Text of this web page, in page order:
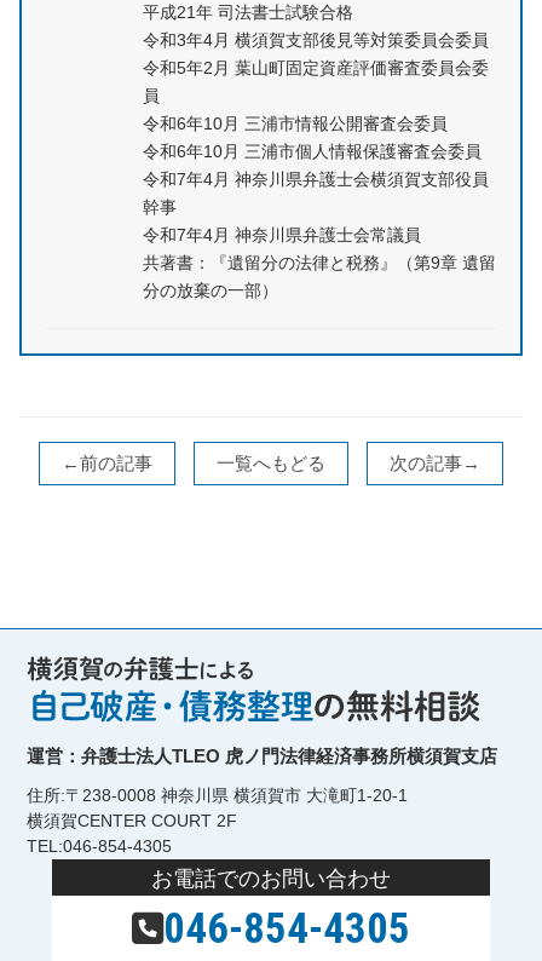
平成21年 司法書士試験合格
令和3年4月 横須賀支部後見等対策委員会委員
令和5年2月 葉山町固定資産評価審査委員会委
員
令和6年10月 三浦市情報公開審査会委員
令和6年10月 三浦市個人情報保護審査会委員
令和7年4月 神奈川県弁護士会横須賀支部役員
幹事
令和7年4月 神奈川県弁護士会常議員
共著書：『遺留分の法律と税務』（第9章 遺留
分の放棄の一部）
←前の記事 一覧へもどる 次の記事→
運営：弁護士法人TLEO 虎ノ門法律経済事務所横須賀支店
住所:〒238-0008 神奈川県 横須賀市 大滝町1-20-1
横須賀CENTER COURT 2F
TEL:046-854-4305
お電話でのお問い合わせ
046-854-4305